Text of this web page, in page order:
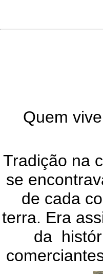
Quem
Tradição na
se
de cada
terra. Era
da